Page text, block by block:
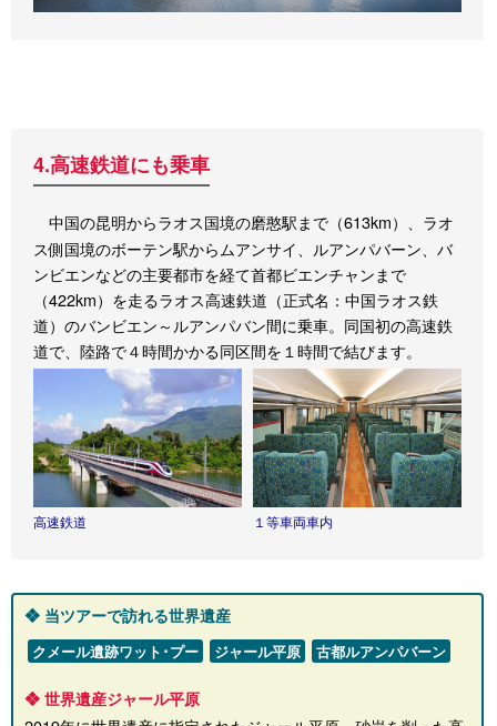
4.高速鉄道にも乗車
中国の昆明からラオス国境の磨憨駅まで（613km）、ラオ
ス側国境のボーテン駅からムアンサイ、ルアンパバーン、バ
ンビエンなどの主要都市を経て首都ビエンチャンまで
（422km）を走るラオス高速鉄道（正式名：中国ラオス鉄
道）のバンビエン～ルアンパバン間に乗車。同国初の高速鉄
道で、陸路で４時間かかる同区間を１時間で結びます。
高速鉄道 １等車両車内
❖ 当ツアーで訪れる世界遺産
クメール遺跡ワット･プー ジャール平原 古都ルアンパバーン
❖ 世界遺産ジャール平原